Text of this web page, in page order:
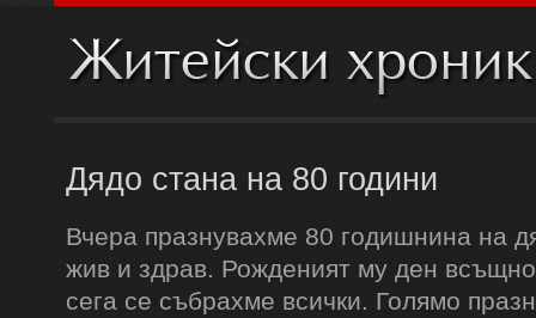
Дядо стана на 80 години
Вчера празнувахме 80 годишнина на
жив и здрав. Рожденият му ден
сега се събрахме всички. Голямо